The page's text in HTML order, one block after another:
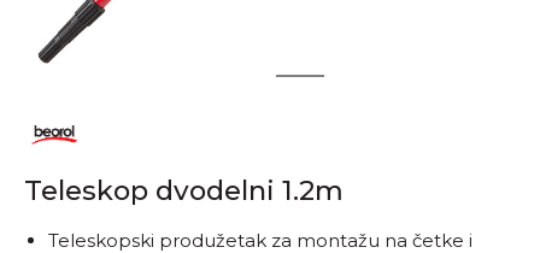
2
Teleskop dvodelni 1.2m
Teleskopski produžetak za montažu na četke i